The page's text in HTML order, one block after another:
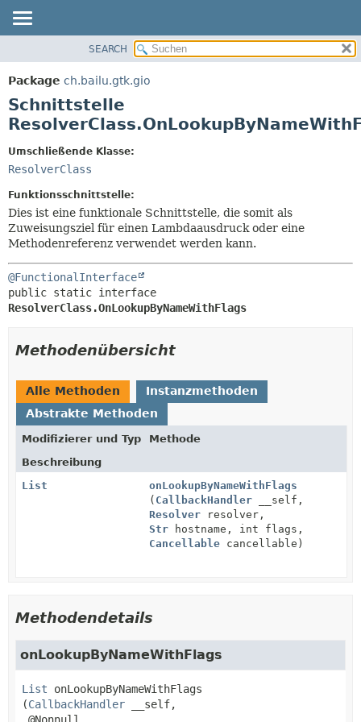
PACKAGE
KLASSE
BAUM
INDEX
METHODE
KONSTRUKTOR
METHODE
SEARCH
Package ch.bailu.gtk.gio
Schnittstelle
Umschließende Klasse:
ResolverClass
Funktionsschnittstelle:
Dies ist eine funktionale Schnittstelle, die somit als
Zuweisungsziel für einen Lambdaausdruck oder eine
Methodenreferenz verwendet werden kann.
@FunctionalInterface
ResolverClass.OnLookupByNameWithFlags
Methodenübersicht
Alle Methoden
Instanzmethoden
Abstrakte Methoden
Modifizierer und Typ
Methode
Beschreibung
List
onLookupByNameWithFlags
( CallbackHandler __self,
Resolver resolver,
Str hostname, int flags,
Cancellable cancellable)
Methodendetails
onLookupByNameWithFlags
List
onLookupByNameWithFlags
(CallbackHandler __self,
@Nonnull